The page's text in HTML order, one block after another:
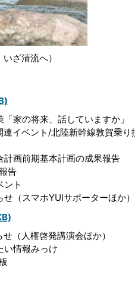
ざ清流へ）
家の将来、話していますか」
連イベント/北陸新幹線敦賀乗
計画前期基本計画の成果報告
告
ント
（スマホYUIサポーターほか）
（人権啓発講演会ほか）
い情報みっけ